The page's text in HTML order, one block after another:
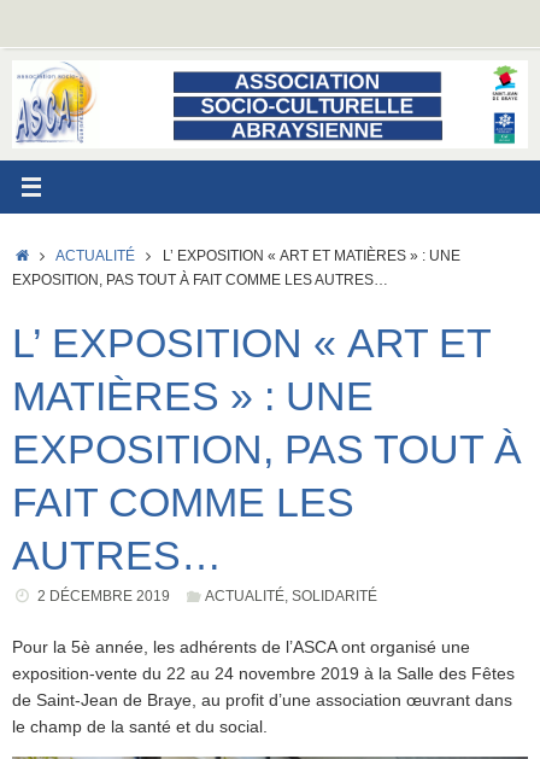
contenu
ACCUEIL
ACTUALITÉ
L’ EXPOSITION « ART ET MATIÈRES » : UNE
EXPOSITION, PAS TOUT À FAIT COMME LES AUTRES…
L’ EXPOSITION « ART ET
MATIÈRES » : UNE
EXPOSITION, PAS TOUT À
FAIT COMME LES
AUTRES…
2 DÉCEMBRE 2019 ACTUALITÉ ,SOLIDARITÉ
Pour la 5è année, les adhérents de l’ASCA ont organisé une
exposition-vente du 22 au 24 novembre 2019 à la Salle des Fêtes
de Saint-Jean de Braye, au profit d’une association œuvrant dans
le champ de la santé et du social.